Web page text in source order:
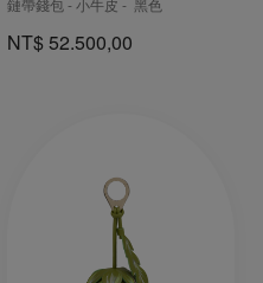
鏈帶錢包 - 小牛皮 - 黑色
NT$ 52.500,00